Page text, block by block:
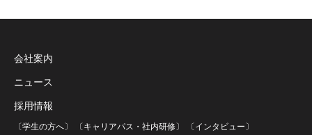
会社案内
ニュース
採用情報
〔学生の方へ〕 〔キャリアパス・社内研修〕 〔インタビュー〕